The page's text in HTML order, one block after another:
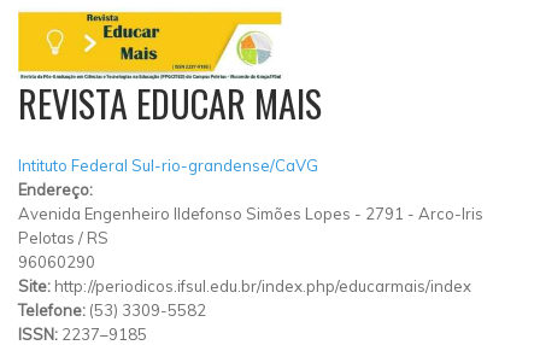
REVISTA EDUCAR MAIS
Intituto Federal Sul-rio-grandense/CaVG
Endereço:
Avenida Engenheiro Ildefonso Simões Lopes - 2791 - Arco-Iris
Pelotas / RS
96060290
Site: http://periodicos.ifsul.edu.br/index.php/educarmais/index
Telefone: (53) 3309-5582
ISSN: 2237–9185